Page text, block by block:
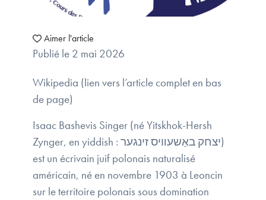
Aimer l'article
Publié le 2 mai 2026
Wikipedia (lien vers l’article complet en bas
de page)
Isaac Bashevis Singer (né Yitskhok-Hersh
Zynger, en yiddish : יצחק באַשעװיס זינגער)
est un écrivain juif polonais naturalisé
américain, né en novembre 1903 à Leoncin
sur le territoire polonais sous domination